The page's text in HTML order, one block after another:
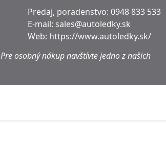
Predaj, poradenstvo: 0948 833 533
E-mail: sales@autoledky.sk
Web: https://www.autoledky.sk/
Pre osobný nákup navštívte jedno z našich